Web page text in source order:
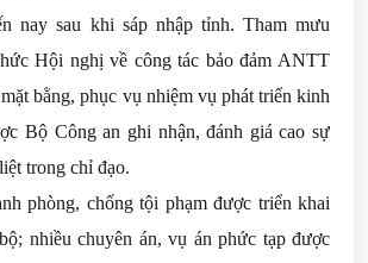
nay sau khi sáp nhập tỉnh. Tham mưu
Hội nghị về công tác bảo đảm ANTT
bằng, phục vụ nhiệm vụ phát triển kinh
Bộ Công an ghi nhận, đánh giá cao sự
trong chỉ đạo.
phòng, chống tội phạm được triển khai
nhiều chuyên án, vụ án phức tạp được